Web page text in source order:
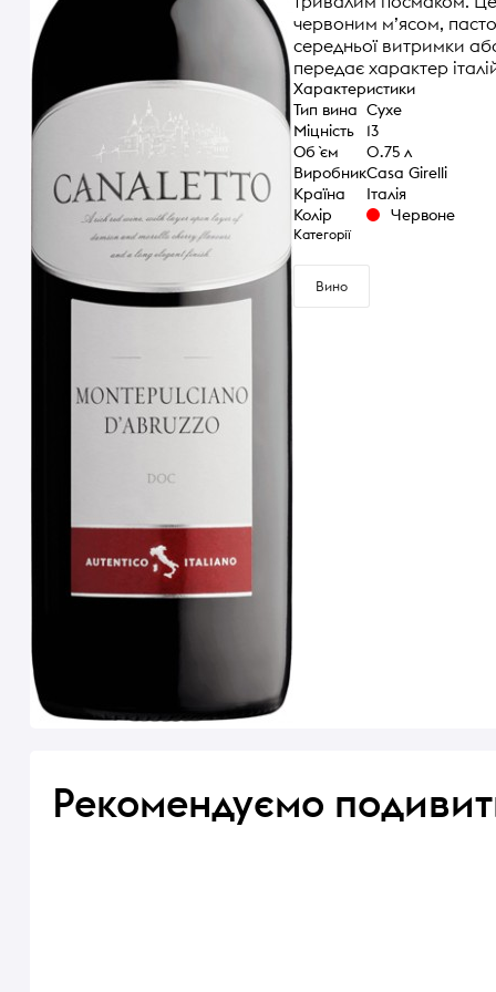
червоним м’ясом,
середньої витримки
передає характер
Характеристики
Тип вина Сухе
Міцність
13
Об `єм
0.75 л
ВиробникCasa Girelli
Країна
Італія
Колір
Червоне
Категорії
Вино
Рекомендуємо